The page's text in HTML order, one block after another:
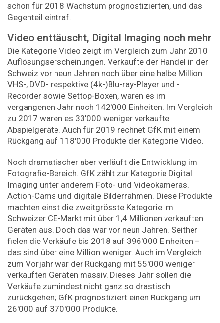
schon für 2018 Wachstum prognostizierten, und das
Gegenteil eintraf.
Video enttäuscht, Digital Imaging noch mehr
Die Kategorie Video zeigt im Vergleich zum Jahr 2010
Auflösungserscheinungen. Verkaufte der Handel in der
Schweiz vor neun Jahren noch über eine halbe Million
VHS-, DVD- respektive (4k-)Blu-ray-Player und -
Recorder sowie Settop-Boxen, waren es im
vergangenen Jahr noch 142'000 Einheiten. Im Vergleich
zu 2017 waren es 33'000 weniger verkaufte
Abspielgeräte. Auch für 2019 rechnet GfK mit einem
Rückgang auf 118'000 Produkte der Kategorie Video.
Noch dramatischer aber verläuft die Entwicklung im
Fotografie-Bereich. GfK zählt zur Kategorie Digital
Imaging unter anderem Foto- und Videokameras,
Action-Cams und digitale Bilderrahmen. Diese Produkte
machten einst die zweitgrösste Kategorie im
Schweizer CE-Markt mit über 1,4 Millionen verkauften
Geräten aus. Doch das war vor neun Jahren. Seither
fielen die Verkäufe bis 2018 auf 396'000 Einheiten –
das sind über eine Million weniger. Auch im Vergleich
zum Vorjahr war der Rückgang mit 55'000 weniger
verkauften Geräten massiv. Dieses Jahr sollen die
Verkäufe zumindest nicht ganz so drastisch
zurückgehen; GfK prognostiziert einen Rückgang um
26'000 auf 370'000 Produkte.